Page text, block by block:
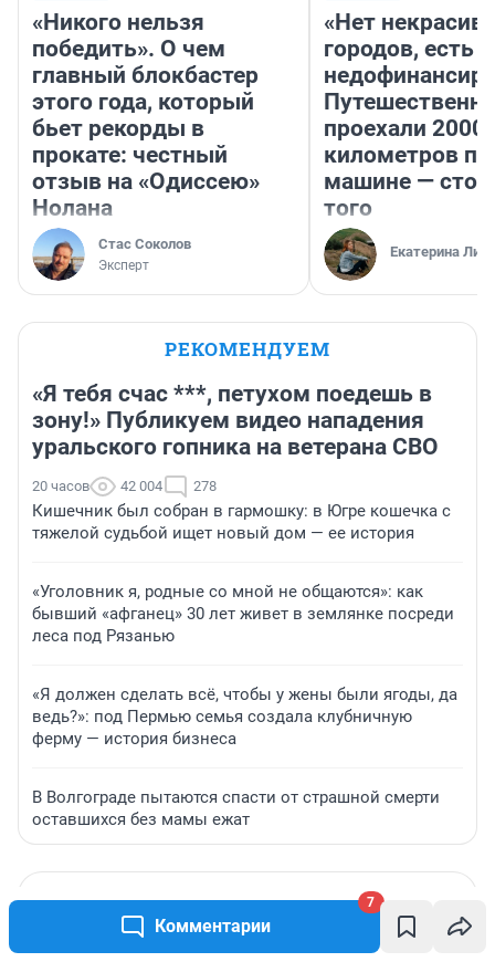
Комментарии
7
«Никого нельзя
победить». О чем
главный блокбастер
этого года, который
бьет рекорды в
прокате: честный
отзыв на «Одиссею»
Нолана
Стас Соколов
Эксперт
«Нет
городов, есть
проехали 2000
километров по
машине —
того
Екатерина
РЕКОМЕНДУЕМ
«Я тебя счас ***, петухом поедешь в
зону!» Публикуем видео нападения
уральского гопника на ветерана СВО
20 часов 42 004 278
Кишечник был собран в гармошку: в Югре кошечка с
тяжелой судьбой ищет новый дом — ее история
«Уголовник я, родные со мной не общаются»: как
бывший «афганец» 30 лет живет в землянке посреди
леса под Рязанью
«Я должен сделать всё, чтобы у жены были ягоды, да
ведь?»: под Пермью семья создала клубничную
ферму — история бизнеса
В Волгограде пытаются спасти от страшной смерти
оставшихся без мамы ежат